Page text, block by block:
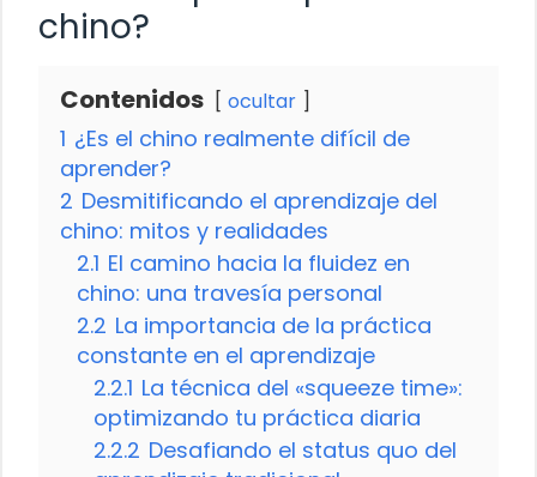
chino?
Contenidos ocultar
1 ¿Es el chino realmente difícil de
aprender?
2 Desmitificando el aprendizaje del
chino: mitos y realidades
2.1 El camino hacia la fluidez en
chino: una travesía personal
2.2 La importancia de la práctica
constante en el aprendizaje
2.2.1 La técnica del «squeeze time»:
optimizando tu práctica diaria
2.2.2 Desafiando el status quo del